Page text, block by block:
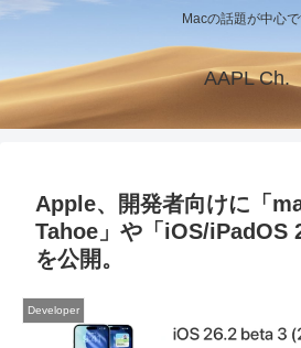
Macの話題が中心
AAPL Ch.
Apple、開発者向けに「
Tahoe」や「iOS/iPadOS
を公開。
Developer